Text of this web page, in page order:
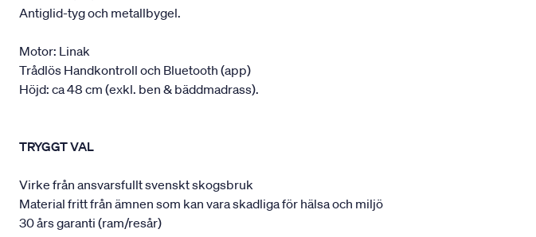
Antiglid-tyg och metallbygel.
Motor: Linak
Trådlös Handkontroll och Bluetooth (app)
Höjd: ca 48 cm (exkl. ben & bäddmadrass).
TRYGGT VAL
Virke från ansvarsfullt svenskt skogsbruk
Material fritt från ämnen som kan vara skadliga för hälsa och miljö
30 års garanti (ram/resår)